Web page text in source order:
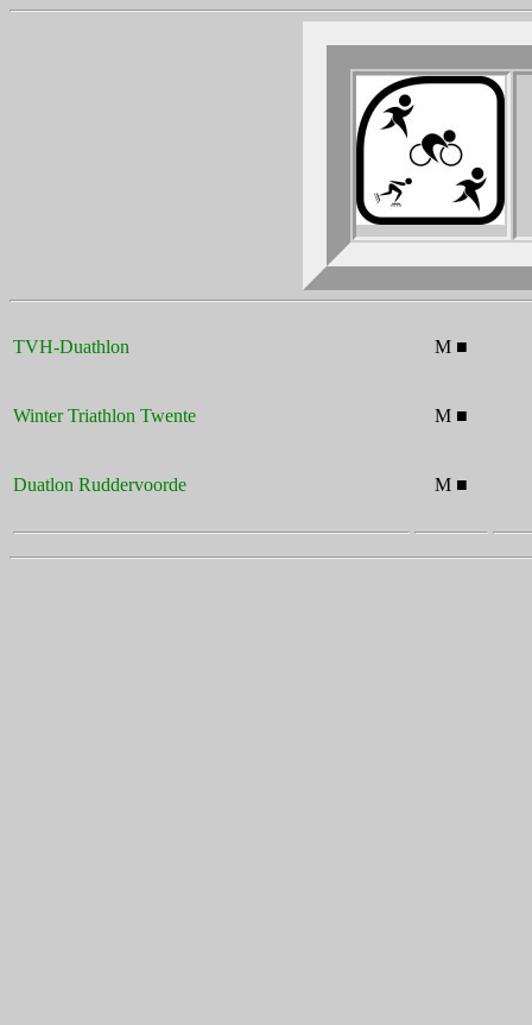
TVH-Duathlon M ■
Winter Triathlon Twente M ■
Duatlon Ruddervoorde M ■